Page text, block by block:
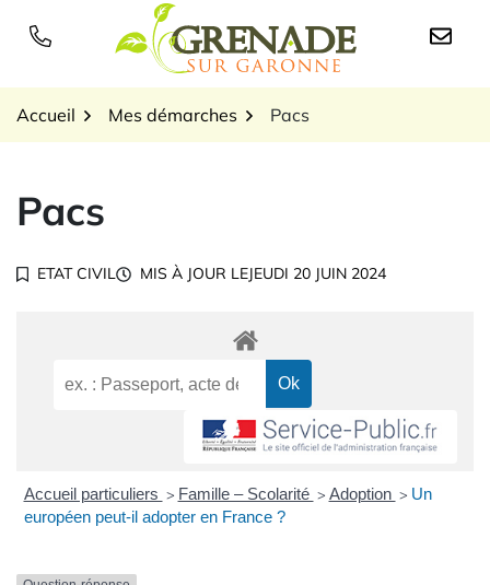
Logo Grenade sur
Accueil Mes démarches Pacs
Pacs
ETAT CIVIL MIS À JOUR LEJEUDI 20 JUIN 2024
Accueil particuliers > Famille – Scolarité > Adoption > Un
européen peut-il adopter en France ?